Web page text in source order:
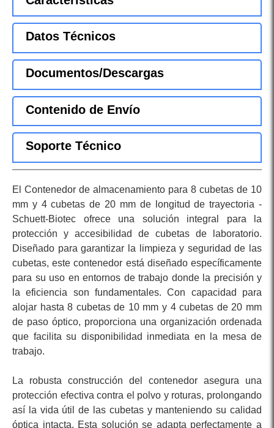
Datos Técnicos
Documentos/Descargas
Contenido de Envío
Soporte Técnico
El Contenedor de almacenamiento para 8 cubetas de 10
mm y 4 cubetas de 20 mm de longitud de trayectoria -
Schuett-Biotec ofrece una solución integral para la
protección y accesibilidad de cubetas de laboratorio.
Diseñado para garantizar la limpieza y seguridad de las
cubetas, este contenedor está diseñado específicamente
para su uso en entornos de trabajo donde la precisión y
la eficiencia son fundamentales. Con capacidad para
alojar hasta 8 cubetas de 10 mm y 4 cubetas de 20 mm
de paso óptico, proporciona una organización ordenada
que facilita su disponibilidad inmediata en la mesa de
trabajo.
La robusta construcción del contenedor asegura una
protección efectiva contra el polvo y roturas, prolongando
así la vida útil de las cubetas y manteniendo su calidad
óptica intacta. Esta solución se adapta perfectamente a